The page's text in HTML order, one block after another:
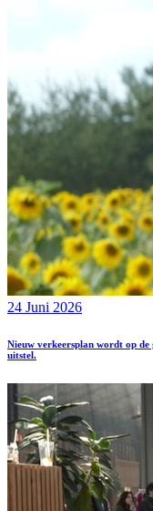
24 Juni 2026
Nieuw verkeersplan wordt op
uitstel.